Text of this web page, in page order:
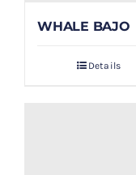
PAYMENT
WHALE BAJO
Details